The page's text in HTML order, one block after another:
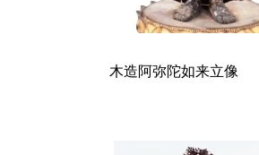
木造阿弥陀如来立像